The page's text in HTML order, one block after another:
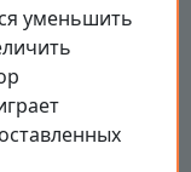
уменьшить